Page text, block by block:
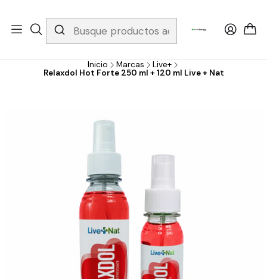
Whatsapp 3229079958/ Fijo 6019251796 / Envios a todo el país y
gratis apartir de 199.000!
Inicio Marcas
Live+
Relaxdol Hot Forte 250 ml + 120 ml Live + Nat